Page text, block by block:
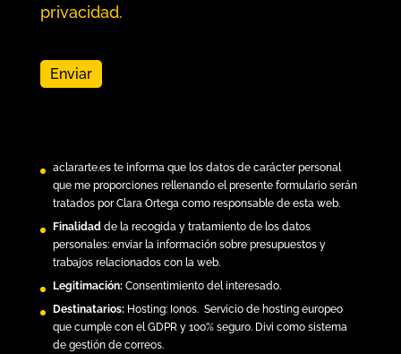
privacidad.
aclararte.este informa que los datos de carácter personal
que me proporciones rellenando el presente formulario serán
tratados por Clara Ortega como responsable de esta web.
Finalidadde la recogida y tratamiento de los datos
personales: enviar la información sobre presupuestos y
trabajos relacionados con la web.
Legitimación: Consentimiento del interesado.
Destinatarios:Hosting: Ionos.Servicio de hosting europeo
que cumple con el GDPR y 100% seguro. Divi como sistema
de gestión de correos.